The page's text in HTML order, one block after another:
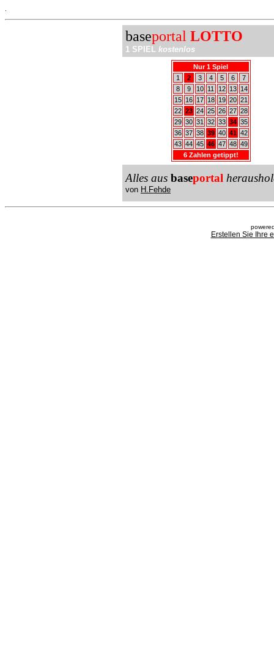
baseportal LOTTO
1 SPIEL kostenlos
Nur 1 Spiel
1
2 3 4 5 6
7
8
9 10 11 12 13
14
15
16 17 18 19 20 21
22 23 24 25 26 27 28
29 30 31 32 33 34 35
36 37 38 39 40 41 42
43 44 45 46 47 48 49
6 Zahlen getippt!
Alles aus baseportal
von H.Fehde
Erstellen Sie Ihre